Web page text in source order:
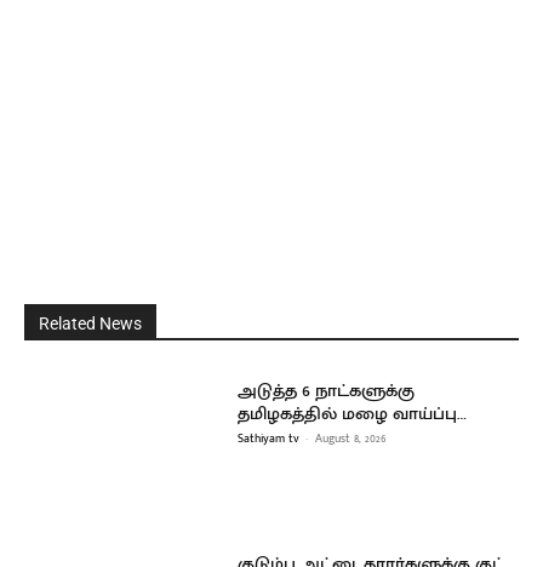
Related News
அடுத்த 6 நாட்களுக்கு
தமிழகத்தில் மழை வாய்ப்பு…
Sathiyam tv - August 8, 2026